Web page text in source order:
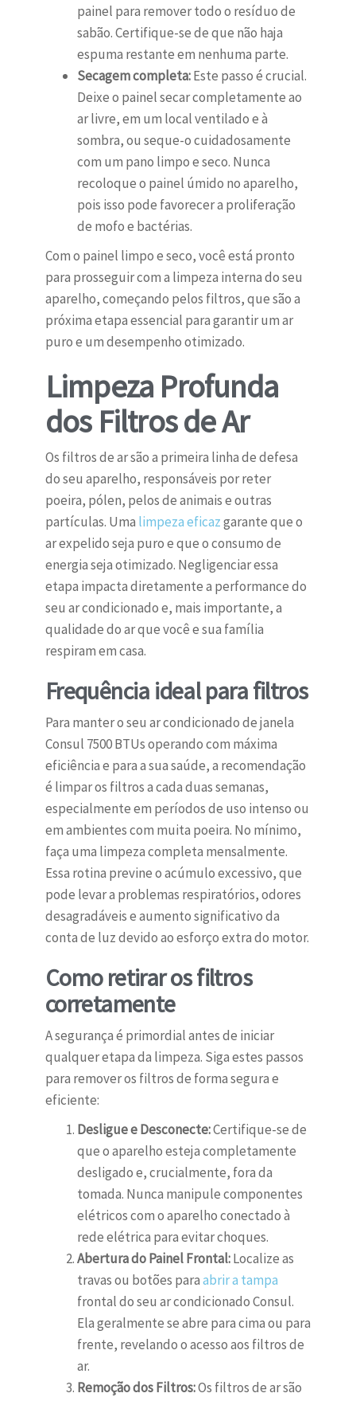
painel para remover todo o resíduo de
sabão. Certifique-se de que não haja
espuma restante em nenhuma parte.
Secagem completa:Este passo é crucial.
Deixe o painel secar completamente ao
ar livre, em um local ventilado e à
sombra, ou seque-o cuidadosamente
com um pano limpo e seco. Nunca
recoloque o painel úmido no aparelho,
pois isso pode favorecer a proliferação
de mofo e bactérias.
Com o painel limpo e seco, você está pronto
para prosseguir com a limpeza interna do seu
aparelho, começando pelos filtros, que são a
próxima etapa essencial para garantir um ar
puro e um desempenho otimizado.
Limpeza Profunda
dos Filtros de Ar
Os filtros de ar são a primeira linha de defesa
do seu aparelho, responsáveis por reter
poeira, pólen, pelos de animais e outras
partículas. Uma limpeza eficazgarante que o
ar expelido seja puro e que o consumo de
energia seja otimizado. Negligenciar essa
etapa impacta diretamente a performance do
seu ar condicionado e, mais importante, a
qualidade do ar que você e sua família
respiram em casa.
Frequência ideal para filtros
Para manter o seu ar condicionado de janela
Consul 7500 BTUs operando com máxima
eficiência e para a sua saúde, a recomendação
é limpar os filtros a cada duas semanas,
especialmente em períodos de uso intenso ou
em ambientes com muita poeira. No mínimo,
faça uma limpeza completa mensalmente.
Essa rotina previne o acúmulo excessivo, que
pode levar a problemas respiratórios, odores
desagradáveis e aumento significativo da
conta de luz devido ao esforço extra do motor.
Como retirar os filtros
corretamente
A segurança é primordial antes de iniciar
qualquer etapa da limpeza. Siga estes passos
para remover os filtros de forma segura e
eficiente:
Desligue e Desconecte:Certifique-se de
que o aparelho esteja completamente
desligado e, crucialmente, fora da
tomada. Nunca manipule componentes
elétricos com o aparelho conectado à
rede elétrica para evitar choques.
Abertura do Painel Frontal:Localize as
travas ou botões paraabrir a tampa
frontal do seu ar condicionado Consul.
Ela geralmente se abre para cima ou para
frente, revelando o acesso aos filtros de
ar.
Remoção dos Filtros:Os filtros de ar são